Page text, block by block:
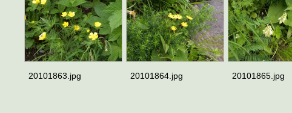
20101863.jpg 20101864.jpg 20101865.jpg